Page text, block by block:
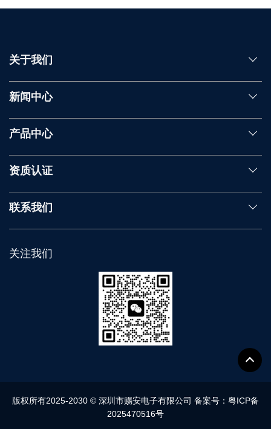
关于我们
新闻中心
产品中心
资质认证
联系我们
关注我们
版权所有2025-2030 © 深圳市赐安电子有限公司 备案号： 粤ICP备
2025470516号